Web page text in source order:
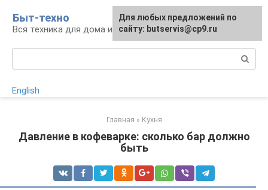
контенту
Быт-техно
Вся техника для дома и сада
English
Главная » Кухня
Давление в кофеварке: сколько бар должно
быть
Для любых предложений по
сайту: butservis@cp9.ru